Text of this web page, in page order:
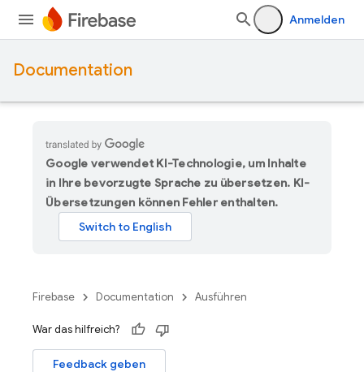
Anmelden
Documentation
Google verwendet KI-Technologie, um Inhalte
in Ihre bevorzugte Sprache zu übersetzen. KI-
Übersetzungen können Fehler enthalten.
Firebase Documentation Ausführen
War das hilfreich?
Feedback geben